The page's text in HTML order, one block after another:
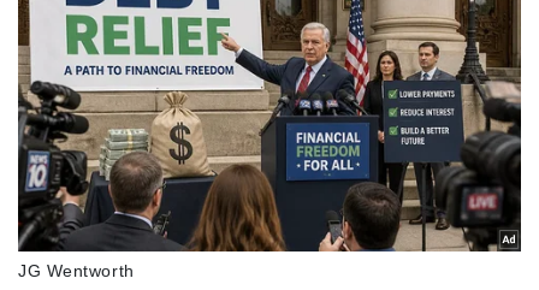
Thông tin doanh nghiệp
Doanh nghiệp 24h
Doanh nhân
Vì cộng đồng
Sành điệu
Tin Công nghệ
Trải nghiệm
Chuyển đổi số